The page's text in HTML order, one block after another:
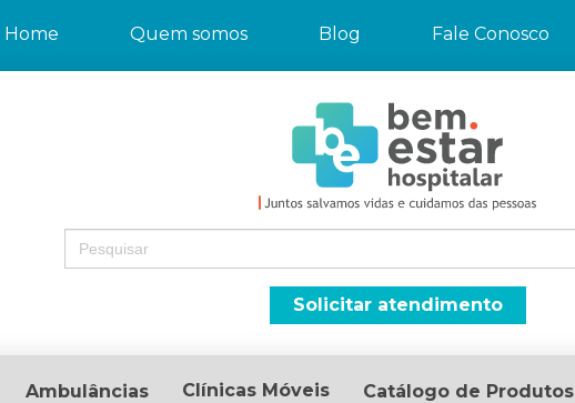
Home Quem somos Blog Fale Conosco
Search
for:
Solicitar atendimento
Ambulâncias Clínicas Móveis Catálogo de Produtos